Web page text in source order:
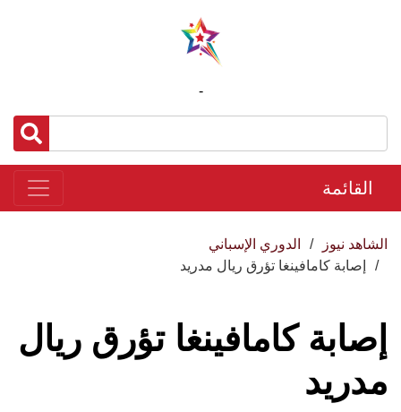
-
القائمة
الشاهد نيوز
الدوري الإسباني
إصابة كامافينغا تؤرق ريال مدريد
إصابة كامافينغا تؤرق ريال
مدريد